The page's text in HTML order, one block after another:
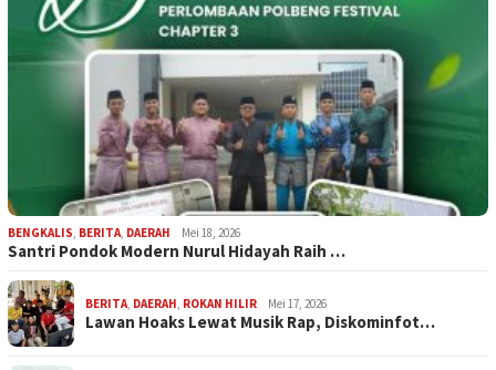
BENGKALIS, BERITA, DAERAH Mei 18, 2026
Santri Pondok Modern Nurul Hidayah Raih …
BERITA, DAERAH, ROKAN HILIR Mei 17, 2026
Lawan Hoaks Lewat Musik Rap, Diskominfot…